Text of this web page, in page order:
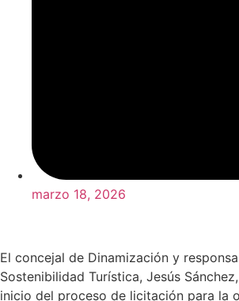
marzo 18, 2026
El concejal de Dinamización y
Sostenibilidad Turística, Jesús
inicio del proceso de licitación para la